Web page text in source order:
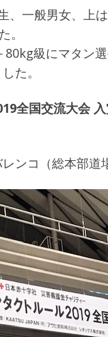
、一般男女、上
。
級にマタン
た。
全国交流大会
ンコ（総本部道